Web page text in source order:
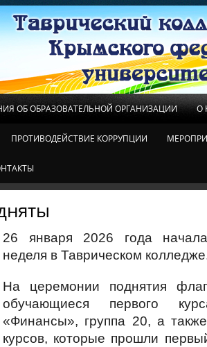
ОБ ОБРАЗОВАТЕЛЬНОЙ ОРГАНИЗАЦИИ О
ПРОТИВОДЕЙСТВИЕ КОРРУПЦИИ
26 января 2026 года
неделя в Таврическом
На церемонии поднятия
обучающиеся первого
«Финансы», группа 20, а
курсов, которые прошли